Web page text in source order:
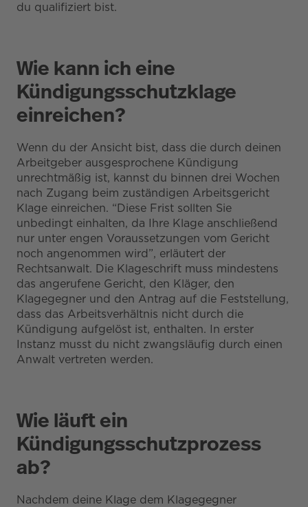
du qualifiziert bist.
Wie kann ich eine
Kündigungsschutzklage
einreichen?
Wenn du der Ansicht bist, dass die durch deinen
Arbeitgeber ausgesprochene Kündigung
unrechtmäßig ist, kannst du binnen drei Wochen
nach Zugang beim zuständigen Arbeitsgericht
Klage einreichen. “Diese Frist sollten Sie
unbedingt einhalten, da Ihre Klage anschließend
nur unter engen Voraussetzungen vom Gericht
noch angenommen wird”, erläutert der
Rechtsanwalt. Die Klageschrift muss mindestens
das angerufene Gericht, den Kläger, den
Klagegegner und den Antrag auf die Feststellung,
dass das Arbeitsverhältnis nicht durch die
Kündigung aufgelöst ist, enthalten. In erster
Instanz musst du nicht zwangsläufig durch einen
Anwalt vertreten werden.
Wie läuft ein
Kündigungsschutzprozess
ab?
Nachdem deine Klage dem Klagegegner